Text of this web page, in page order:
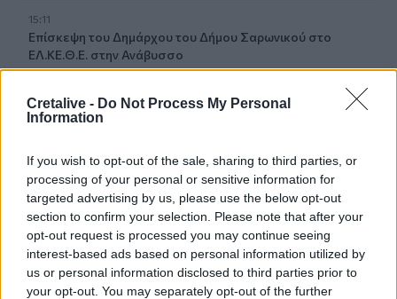
Cretalive - Do Not Process My Personal
Information
If you wish to opt-out of the sale, sharing to third parties, or
processing of your personal or sensitive information for
targeted advertising by us, please use the below opt-out
section to confirm your selection. Please note that after your
opt-out request is processed you may continue seeing
interest-based ads based on personal information utilized by
us or personal information disclosed to third parties prior to
your opt-out. You may separately opt-out of the further
15:11
Επίσκεψη του Δημάρχου του Δήμου Σαρωνικού στο
ΕΛ.ΚΕ.Θ.Ε. στην Ανάβυσσο
Φεστιβάλ Κινηματογράφου Χανίων: Δύο εκθέσεις με
15:05
Με τη MINOAN LINES, το ταξίδι έχει γεύση — και τιμές
που εκπλήσσουν
14:59
Ρωσία: Ο Πούτιν εγκρίνει πώληση 30% στο αεροδρόμιο
της Μόσχας